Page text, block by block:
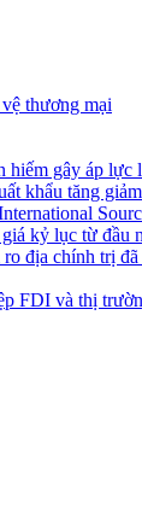
thương mại
gây áp lực
khẩu tăng
kỷ lục từ đầu
địa chính trị
FDI và thị